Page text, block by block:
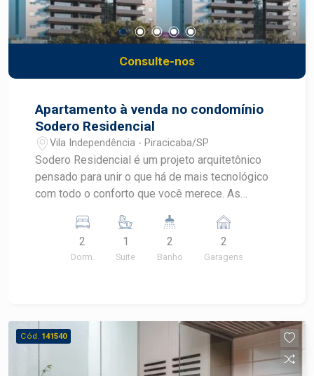
Consulte-nos
Apartamento à venda no condomínio
Sodero Residencial
Vila Independência - Piracicaba/SP
Sodero Residencial é um projeto arquitetônico
pensado para unir o que há de mais tecnológico
com todo o conforto que você merece. As
gente menos espera. Apresentamos o Sodero,
novo e moderno empreendimento da Franzolin.
Com duas torres, apartamentos de 2 ou 3
novo sempre esteve presente. A localização é
um dos destaque desse novo empreendimento,
o Sodero está localizado no antigo cursinho CLQ
2
Dorm.
1
Suite
2
Banho
2
Garagens
Cód. 141540